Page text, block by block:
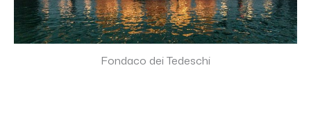
Fondaco dei Tedeschi